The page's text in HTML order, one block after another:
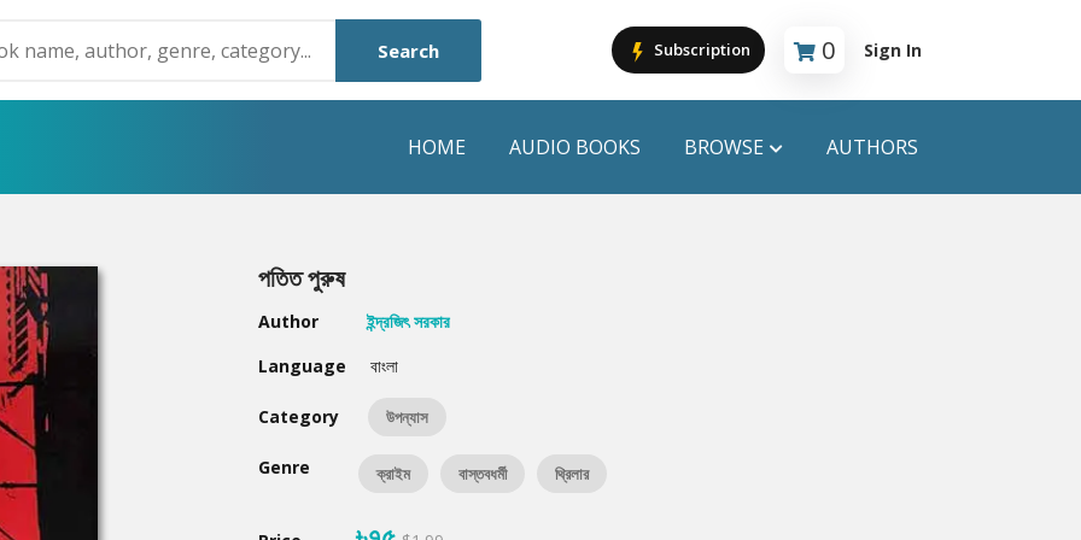
Search Subscription 0
Cart is empty
Sign In
HOME AUDIO BOOKS BROWSE
Humayun Ahmed
Mouri Morium
Hot & New
AUTHORS
পতিত পুরুষ
Author
ইন্দ্রজিৎ সরকার
Language
বাংলা
Category উপন্যাস
Genre ক্রাইম বাস্তবধর্মী থ্রিলার